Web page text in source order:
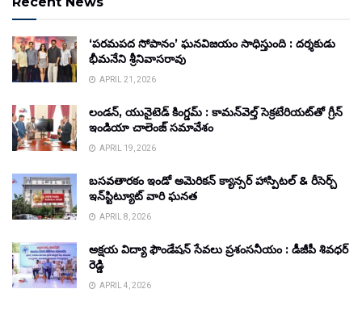
‘పరమపద సోపానం’ ఘనవిజయం సాధిస్తుంది : దర్శకుడు
భీమనేని శ్రీనివాసరావు
APRIL 21, 2026
లండన్, యునైటెడ్ కింగ్డమ్ : కామన్‌వెల్త్ సెక్రటేరియట్‌తో గ్రీన్
ఇండియా చాలెంజ్ సమావేశం
APRIL 19, 2026
బసవతారకం ఇండో అమెరికన్ క్యాన్సర్ హాస్పిటల్ & రీసెర్చ్
ఇన్‌స్టిట్యూట్ వారి ఘనత
APRIL 8, 2026
అక్షయ విద్యా ఫౌండేషన్ సేవలు ప్రశంసనీయం : డీజీపీ శివధర్
రెడ్డి
APRIL 4, 2026